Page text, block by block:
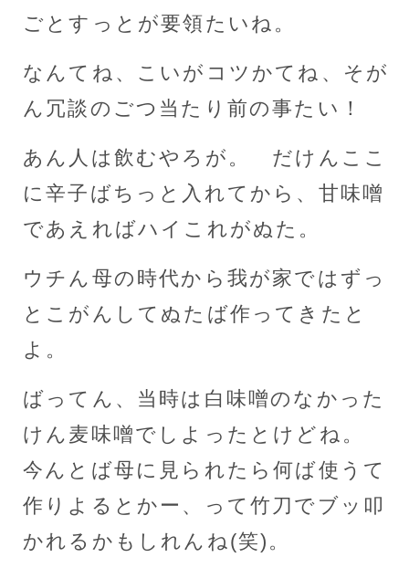
ごとすっとが要領たいね。
なんてね、こいがコツかてね、そが
ん冗談のごつ当たり前の事たい！
あん人は飲むやろが。 だけんここ
に辛子ばちっと入れてから、甘味噌
であえればハイこれがぬた。
ウチん母の時代から我が家ではずっ
とこがんしてぬたば作ってきたと
よ。
ばってん、当時は白味噌のなかった
けん麦味噌でしよったとけどね。
今んとば母に見られたら何ば使うて
作りよるとかー、って竹刀でブッ叩
かれるかもしれんね(笑)。